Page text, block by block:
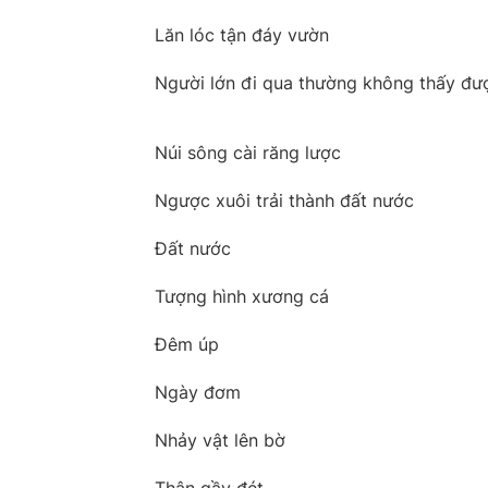
Lăn lóc tận đáy vườn
Người lớn đi qua thường không thấy
Núi sông cài răng lược
Ngược xuôi trải thành đất nước
Đất nước
Tượng hình xương cá
Đêm úp
Ngày đơm
Nhảy vật lên bờ